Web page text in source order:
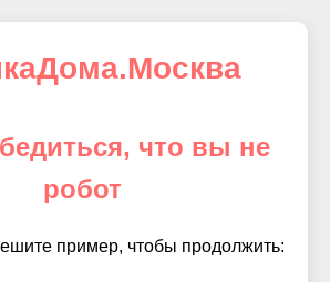
что вы не
робот
пример, чтобы продолжить: